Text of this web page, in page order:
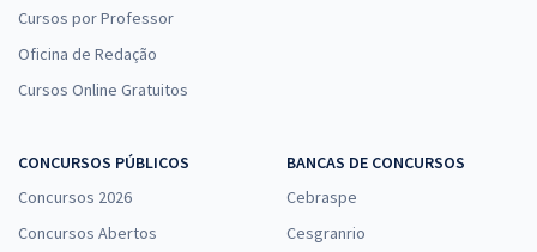
Cursos por Professor
Oficina de Redação
Cursos Online Gratuitos
CONCURSOS PÚBLICOS
Concursos 2026
Concursos Abertos
BANCAS DE CONCURSOS
Cebraspe
Cesgranrio